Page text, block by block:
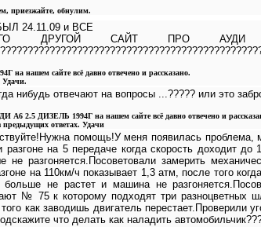
приезжайте, обнулим.
24.11.09 и ВСЕ
ДРУГОЙ САЙТ ПРО АУДИ
нашем сайте всё давно отвечено и рассказано.
Удачи.
нибудь отвечают на вопросы ...????? или это
А6 2.5 ДИЗЕЛЬ 1994Г на нашем сайте всё давно отвечено и
ответах. Удачи
помощь!У меня появилась проблема,
разгоне на 5 передаче когда скорость доходит
не разгоняется.Посоветовали замерить
на 110км/ч показывает 1,3 атм, после того
не растет и машина не
№ 75 к которому подходят три разноцветных
как заводишь двигатель перестает.Проверили
что делать как наладить